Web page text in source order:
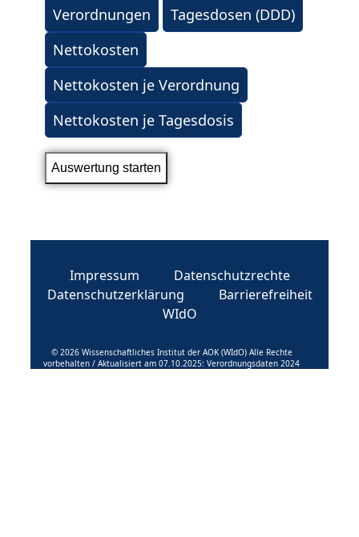
Verordnungen
Tagesdosen (DDD)
Nettokosten
Nettokosten je Verordnung
Nettokosten je Tagesdosis
Impressum
Datenschutzrechte
Datenschutzerklärung
Barrierefreiheit
WIdO
© 2026 Wissenschaftliches Institut der AOK (WIdO) Alle Rechte
vorbehalten / Aktualisiert am 07.10.2025: Verordnungsdaten 2024